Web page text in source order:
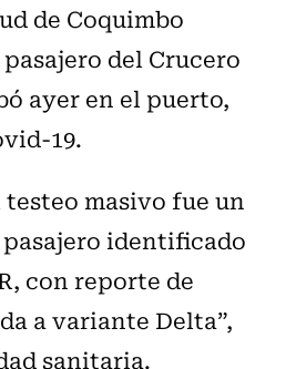
de Coquimbo
del Crucero
ayer en el puerto,
19.
masivo fue un
identificado
con reporte de
a variante Delta”,
sanitaria.